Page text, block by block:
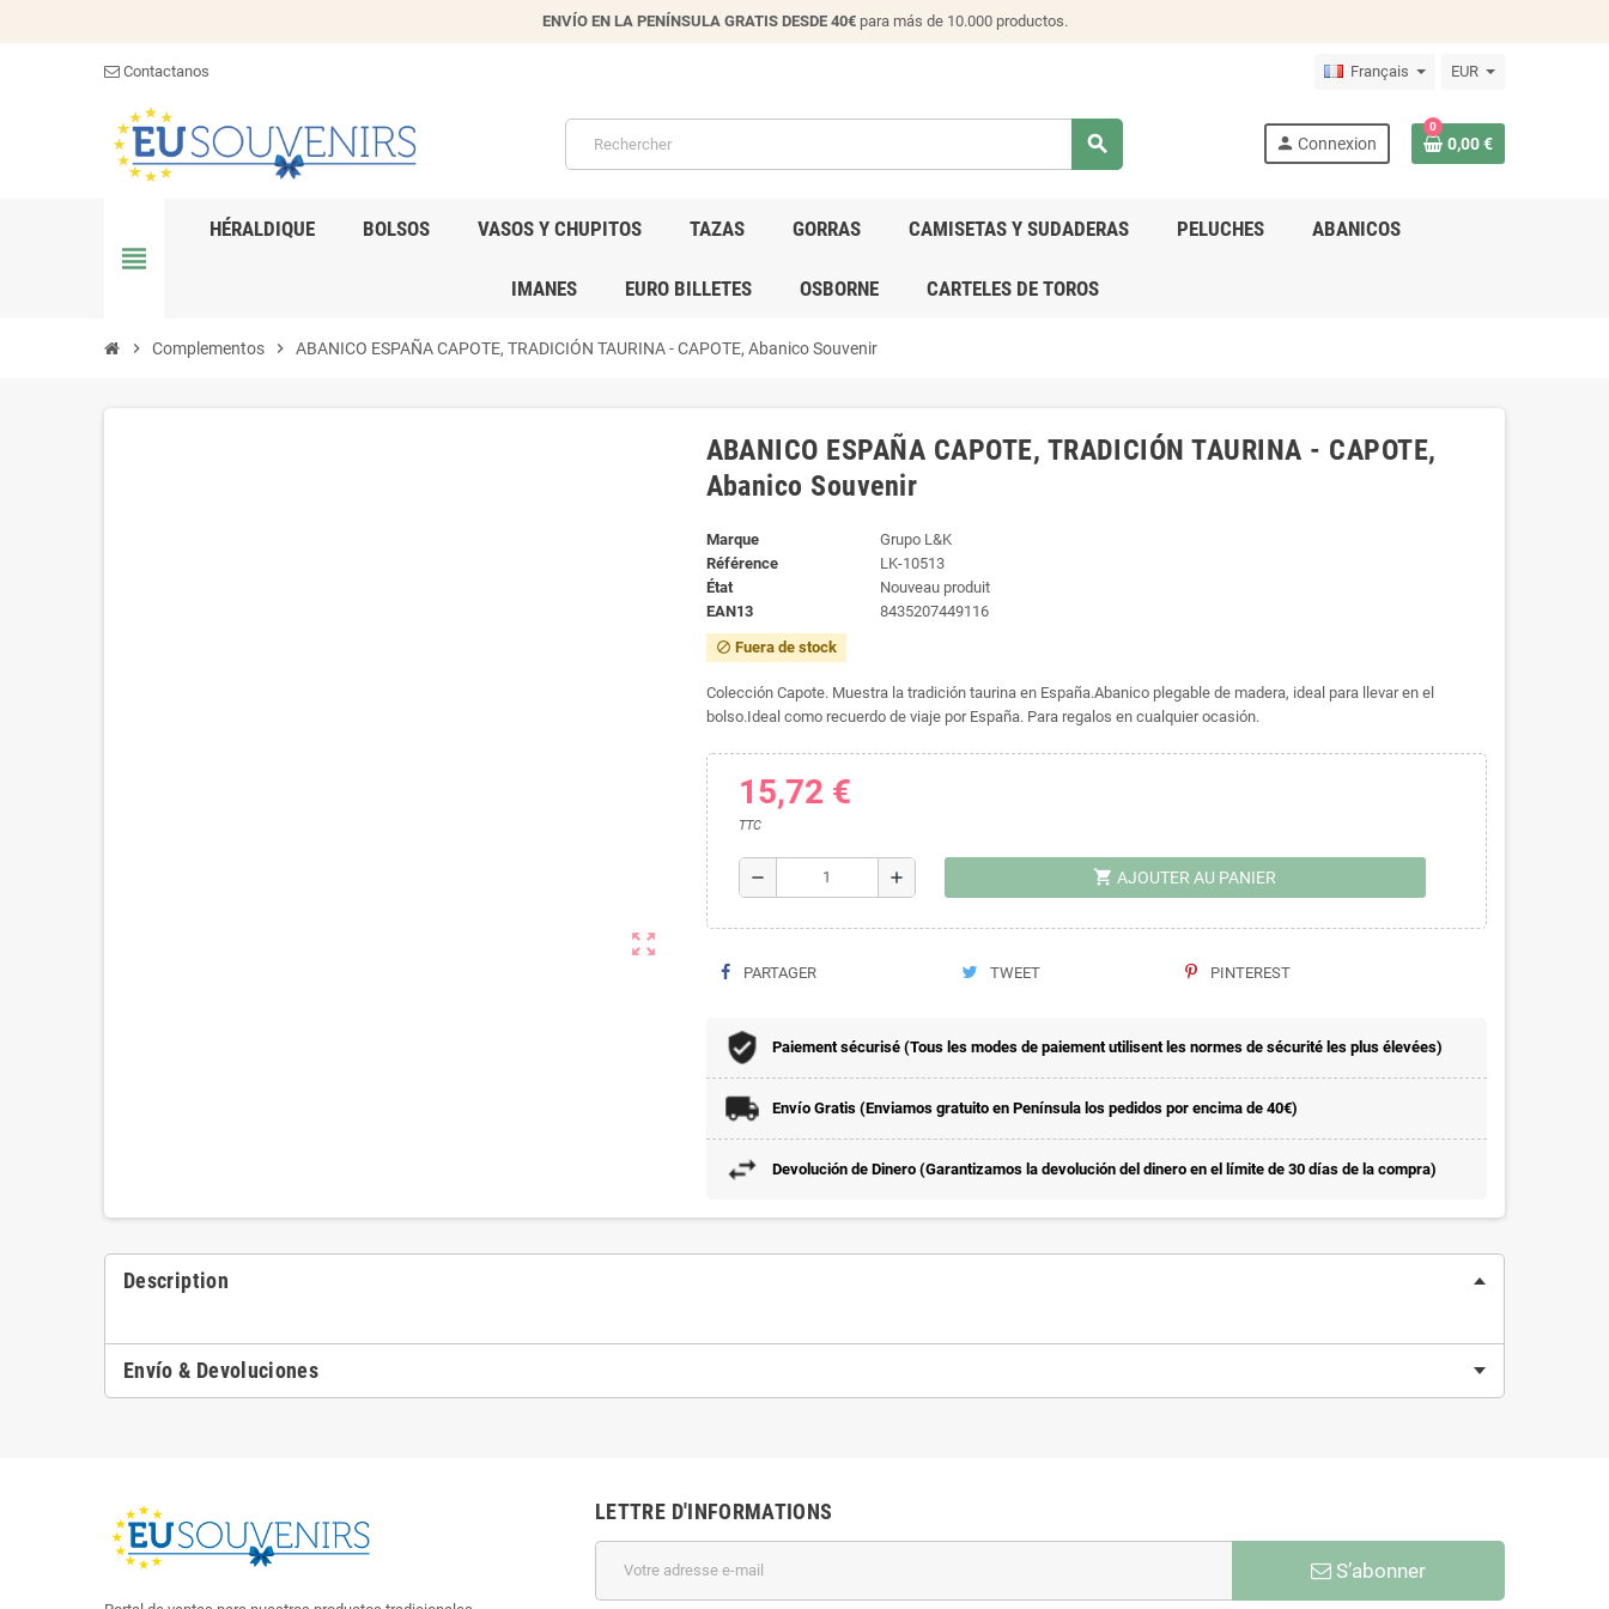
ENVÍO EN LA PENÍNSULA GRATIS DESDE 40€para más de 10.000 productos.
Contactanos Français EUR
search person Connexion
0
0,00 €
view_headline
HÉRALDIQUE BOLSOS VASOS Y CHUPITOS TAZAS GORRAS CAMISETAS Y SUDADERAS PELUCHES ABANICOS
IMANES EURO BILLETES OSBORNE CARTELES DE TOROS
chevron_right Complementos chevron_right ABANICO ESPAÑA CAPOTE, TRADICIÓN TAURINA - CAPOTE, Abanico Souvenir
zoom_out_map
ABANICO ESPAÑA CAPOTE, TRADICIÓN TAURINA - CAPOTE,
Abanico Souvenir
Marque
Grupo L&K
Référence
LK-10513
État
Nouveau produit
EAN13
8435207449116
block Fuera de stock
Colección Capote. Muestra la tradición taurina en España.Abanico plegable de madera, ideal para llevar en el
bolso.Ideal como recuerdo de viaje por España. Para regalos en cualquier ocasión.
15,72 €
TTC
remove add shopping_cart AJOUTER AU PANIER
PARTAGER TWEET PINTEREST
Paiement sécurisé (Tous les modes de paiement utilisent les normes de sécurité les plus élevées)
Envío Gratis (Enviamos gratuito en Península los pedidos por encima de 40€)
Devolución de Dinero (Garantizamos la devolución del dinero en el límite de 30 días de la compra)
Description
Envío & Devoluciones
LETTRE D'INFORMATIONS
S’abonner